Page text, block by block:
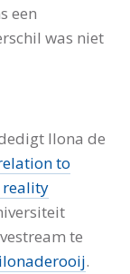
een
was niet
Ilona de
to
te
.